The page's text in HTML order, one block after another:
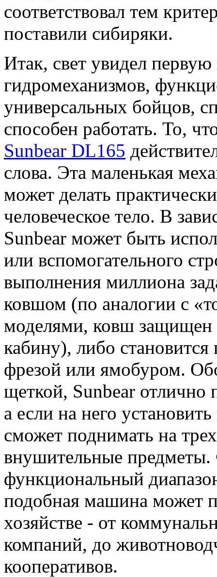
соответствовал тем
поставили сибиряки.
Итак, свет увидел
гидромеханизмов,
универсальных бойцов,
способен работать. То,
Sunbear DL165
слова. Эта маленькая
может делать
человеческое тело. В
Sunbear может быть
или вспомогательного
выполнения миллиона
ковшом (по аналогии с
моделями, ковш защищен
кабину), либо
фрезой или ямобуром.
щеткой, Sunbear отлично
а если на него
сможет поднимать на
внушительные предметы.
функциональный
подобная машина может
хозяйстве - от
компаний, до
кооперативов.